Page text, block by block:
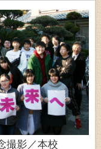
撮影／本校